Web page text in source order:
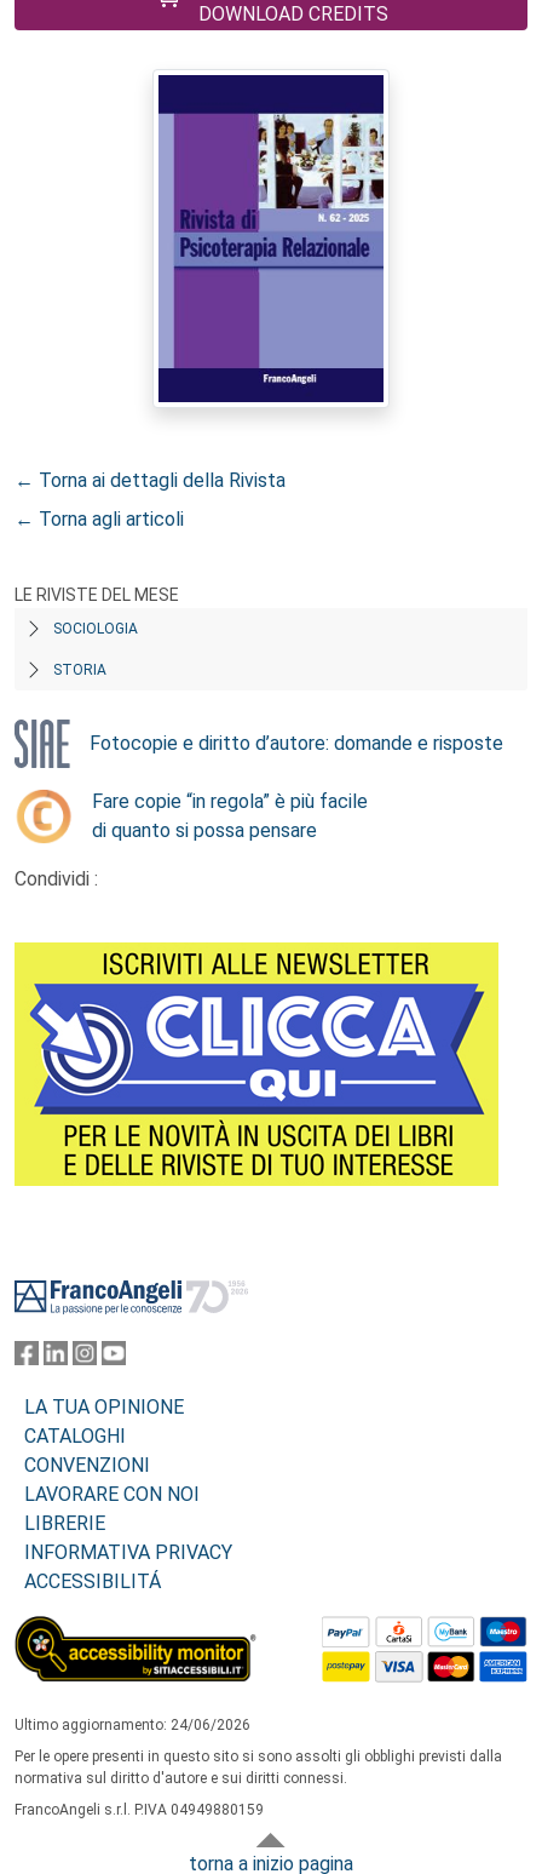
DOWNLOAD CREDITS
← Torna ai dettagli della Rivista
← Torna agli articoli
LE RIVISTE DEL MESE
SOCIOLOGIA
STORIA
Fotocopie e diritto d’autore: domande e risposte
Fare copie “in regola” è più facile
di quanto si possa pensare
Condividi :
LA TUA OPINIONE
CATALOGHI
CONVENZIONI
LAVORARE CON NOI
LIBRERIE
INFORMATIVA PRIVACY
ACCESSIBILITÁ
Ultimo aggiornamento: 24/06/2026
Per le opere presenti in questo sito si sono assolti gli obblighi previsti dalla
normativa sul diritto d'autore e sui diritti connessi.
FrancoAngeli s.r.l. P.IVA 04949880159
torna a inizio pagina